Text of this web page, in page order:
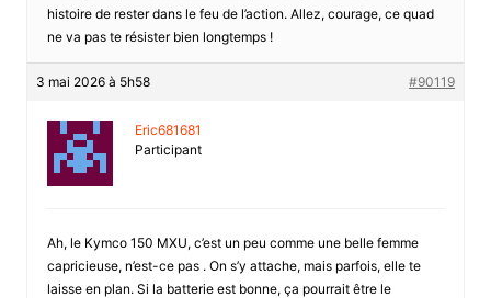
histoire de rester dans le feu de l’action. Allez, courage, ce quad
ne va pas te résister bien longtemps !
3 mai 2026 à 5h58 #90119
Eric681681
Participant
Ah, le Kymco 150 MXU, c’est un peu comme une belle femme
capricieuse, n’est-ce pas . On s’y attache, mais parfois, elle te
laisse en plan. Si la batterie est bonne, ça pourrait être le